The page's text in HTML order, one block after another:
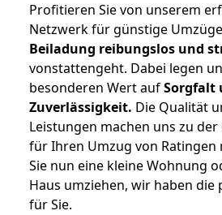
Profitieren Sie von unserem
Netzwerk für günstige
Beiladung reibungslos und
vonstattengeht. Dabei legen
besonderen Wert aufSorgfalt
Zuverlässigkeit. Die Qualität
Leistungen machen uns zu
für Ihren Umzug von Ratingen
Sie nun eine kleine Wohnung
Haus umziehen, wir haben die
für Sie.